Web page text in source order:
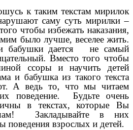
к таким текстам мирилок
саму суть мирилки –
чтобы избежать наказания,
было лучше, веселее жить.
бабушки дается не самый
Вместо того чтобы
ссоры и научить детей
и бабушка из такого текста
А ведь то, что мы читаем
поведение. Будьте очень
в текстах, которые Вы
Закладывайте в них
поведения взрослых и детей.